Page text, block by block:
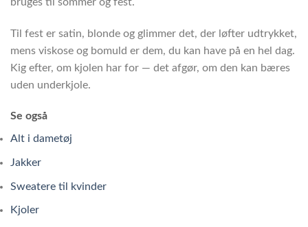
Til fest er satin, blonde og glimmer det, der løfter udtrykket,
mens viskose og bomuld er dem, du kan have på en hel dag.
Kig efter, om kjolen har for — det afgør, om den kan bæres
uden underkjole.
Se også
Alt i dametøj
Jakker
Sweatere til kvinder
Kjoler